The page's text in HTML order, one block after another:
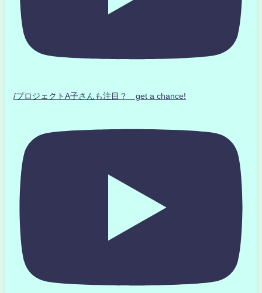
/プロジェクトA子さんも注目？ get a chance!